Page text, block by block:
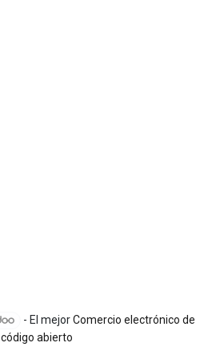
- El mejorComercio electrónico de
código abierto